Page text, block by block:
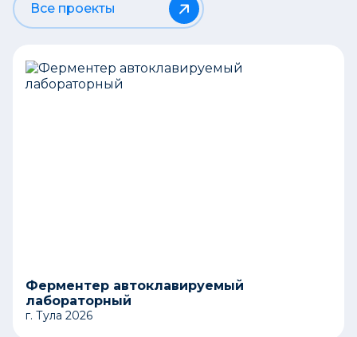
Все проекты
Ферментер автоклавируемый
лабораторный
г. Тула 2026